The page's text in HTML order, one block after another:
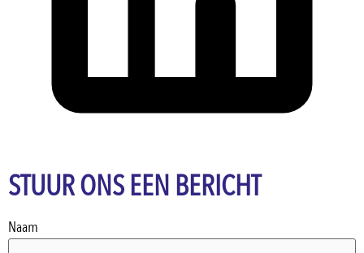
STUUR ONS EEN BERICHT
Naam